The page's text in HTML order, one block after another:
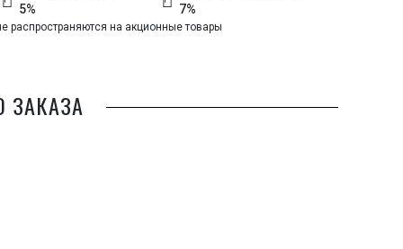
5%
7%
распространяются на акционные товары
ЗАКАЗА